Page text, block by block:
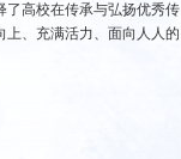
了高校在传承与弘扬优秀传
、充满活力、面向人人的